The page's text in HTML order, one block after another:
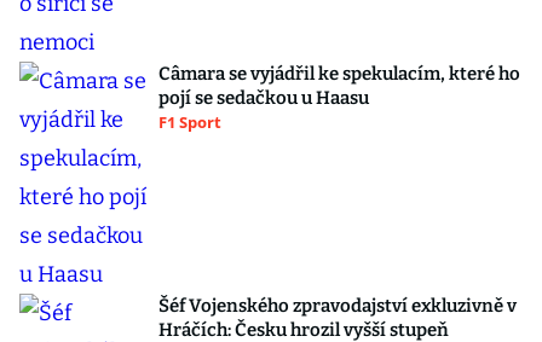
Câmara se vyjádřil ke spekulacím, které ho
pojí se sedačkou u Haasu
F1 Sport
Šéf Vojenského zpravodajství exkluzivně v
Hráčích: Česku hrozil vyšší stupeň